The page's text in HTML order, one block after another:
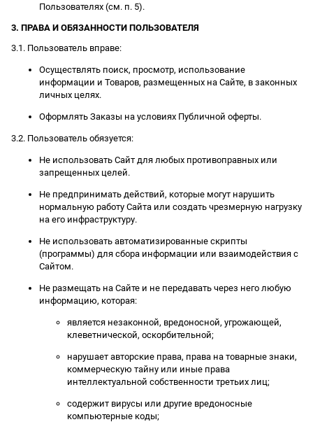
Пользователях (см. п. 5).
3. ПРАВА И ОБЯЗАННОСТИ ПОЛЬЗОВАТЕЛЯ
3.1. Пользователь вправе:
Осуществлять поиск, просмотр, использование
информации и Товаров, размещенных на Сайте, в законных
личных целях.
Оформлять Заказы на условиях Публичной оферты.
3.2. Пользователь обязуется:
Не использовать Сайт для любых противоправных или
запрещенных целей.
Не предпринимать действий, которые могут нарушить
нормальную работу Сайта или создать чрезмерную нагрузку
на его инфраструктуру.
Не использовать автоматизированные скрипты
(программы) для сбора информации или взаимодействия с
Сайтом.
Не размещать на Сайте и не передавать через него любую
информацию, которая:
является незаконной, вредоносной, угрожающей,
клеветнической, оскорбительной;
нарушает авторские права, права на товарные знаки,
коммерческую тайну или иные права
интеллектуальной собственности третьих лиц;
содержит вирусы или другие вредоносные
компьютерные коды;